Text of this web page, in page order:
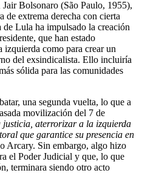
Bolsonaro (São Paulo, 1955),
de extrema derecha con cierta
Lula ha impulsado la creación
que han estado
izquierda como para crear un
del exsindicalista. Ello incluiría
sólida para las comunidades
una segunda vuelta, lo que a
movilización del 7 de
aterrorizar a la izquierda
que garantice su presencia en
Arcary. Sin embargo, algo hizo
el Poder Judicial y que, lo que
terminara siendo otro acto